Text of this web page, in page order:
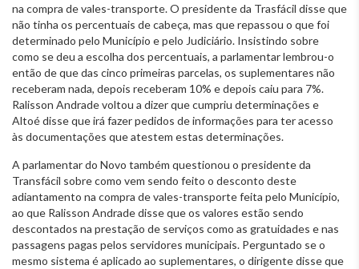
na compra de vales-transporte. O presidente da Trasfácil disse que
não tinha os percentuais de cabeça, mas que repassou o que foi
determinado pelo Município e pelo Judiciário. Insistindo sobre
como se deu a escolha dos percentuais, a parlamentar lembrou-o
então de que das cinco primeiras parcelas, os suplementares não
receberam nada, depois receberam 10% e depois caiu para 7%.
Ralisson Andrade voltou a dizer que cumpriu determinações e
Altoé disse que irá fazer pedidos de informações para ter acesso
às documentações que atestem estas determinações.
A parlamentar do Novo também questionou o presidente da
Transfácil sobre como vem sendo feito o desconto deste
adiantamento na compra de vales-transporte feita pelo Município,
ao que Ralisson Andrade disse que os valores estão sendo
descontados na prestação de serviços como as gratuidades e nas
passagens pagas pelos servidores municipais. Perguntado se o
mesmo sistema é aplicado ao suplementares, o dirigente disse que